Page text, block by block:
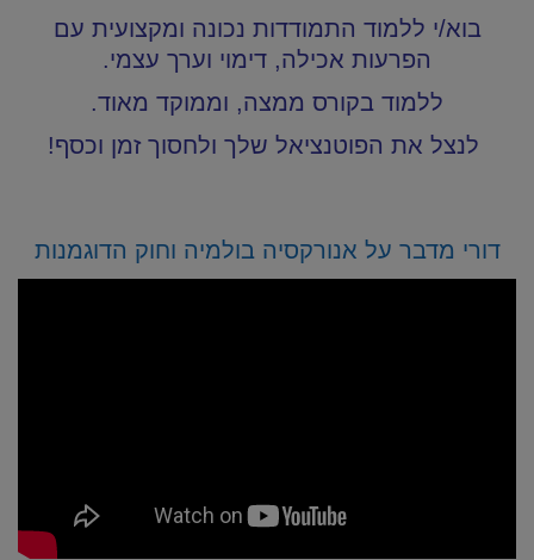
בוא/י ללמוד התמודדות נכונה ומקצועית עם
הפרעות אכילה, דימוי וערך עצמי.
ללמוד בקורס ממצה, וממוקד מאוד.
לנצל את הפוטנציאל שלך ולחסוך זמן וכסף!
דורי מדבר על אנורקסיה בולמיה וחוק הדוגמנות